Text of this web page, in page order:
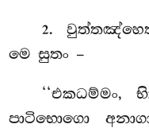
2.
මෙ සුතං –
පාටිභොගො